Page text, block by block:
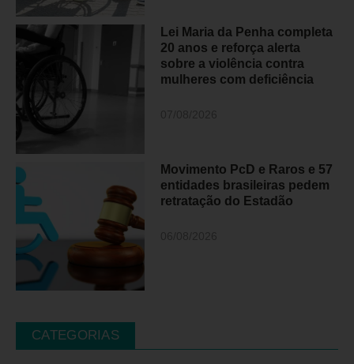
Lei Maria da Penha completa
20 anos e reforça alerta
sobre a violência contra
mulheres com deficiência
Movimento PcD e Raros e 57
entidades brasileiras pedem
retratação do Estadão
CATEGORIAS